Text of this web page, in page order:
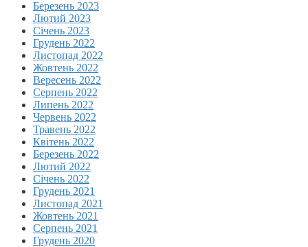
Березень 2023
Лютий 2023
Січень 2023
Грудень 2022
Листопад 2022
Жовтень 2022
Вересень 2022
Серпень 2022
Липень 2022
Червень 2022
Травень 2022
Квітень 2022
Березень 2022
Лютий 2022
Січень 2022
Грудень 2021
Листопад 2021
Жовтень 2021
Серпень 2021
Грудень 2020